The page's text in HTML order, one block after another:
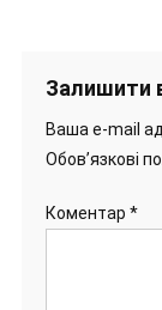
Залишити
Ваша e-mail
Обов’язкові
Коментар *